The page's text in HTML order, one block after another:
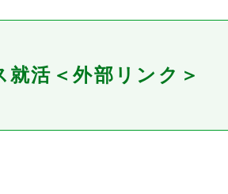
就活＜外部リンク＞